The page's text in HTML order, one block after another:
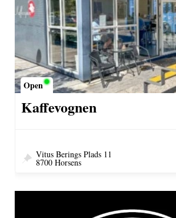
Open
Kaffevognen
Vitus Berings Plads 11
8700 Horsens